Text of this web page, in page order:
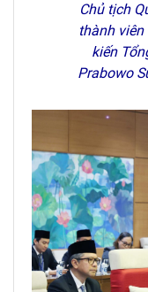
Chủ tịch
thành
kiến
Prabowo